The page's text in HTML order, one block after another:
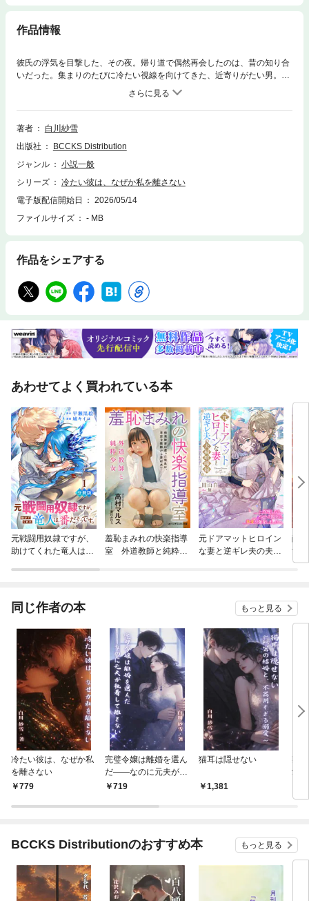
作品情報
彼氏の浮気を目撃した、その夜。帰り道で偶然再会したのは、昔の知り合
いだった。集まりのたびに冷たい視線を向けてきた、近寄りがたい男。衝
動のまま、問いかける。「……私と、試してみる？」返ってきたのは、迷
いのない拒絶。「軽い関係はしない」それならそれでいい。そう思って背
を向けた——次の瞬間。腕を掴まれ、そのまま部屋へ引き込まれる。拒ん
だはずの男は、なぜか手を離さない。これは、終わるはずだった関係が、
著者
白川紗雪
出版社
BCCKS Distribution
ジャンル
小説一般
シリーズ
冷たい彼は、なぜか私を離さない
電子版配信開始日
2026/05/14
ファイルサイズ
- MB
作品をシェアする
あわせてよく買われている本
元戦闘用奴隷ですが、
助けてくれた竜人は番
羞恥まみれの快楽指導
室 外道教師と純粋少
元ドアマットヒロイン
な妻と逆ギレ夫の夫婦
敵
す
何
て
り
同じ作者の本 もっと見る
冷たい彼は、なぜか私
を離さない
779
完璧令嬢は離婚を選ん
だ——なのに元夫が執
着して離さない
719
猫耳は隠せない
1,381
契
愛
BCCKS Distributionのおすすめ本 もっと見る